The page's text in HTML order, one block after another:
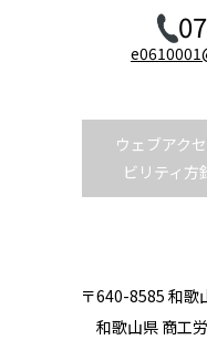
ウェブアク
ビリティ方
〒640-8585 和歌
和歌山県 商工